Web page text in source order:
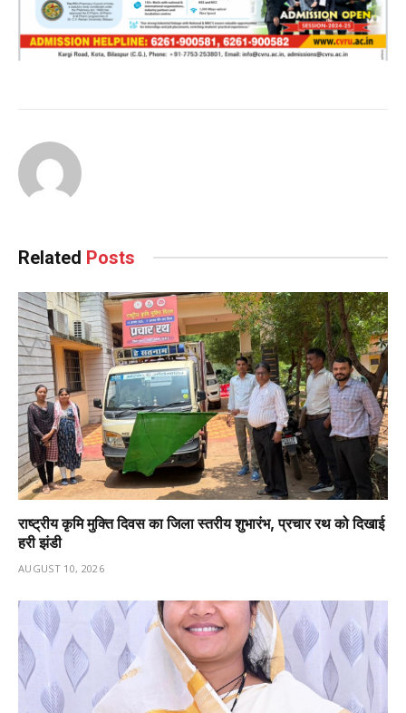
Reading
Related Posts
राष्ट्रीय कृमि मुक्ति दिवस का जिला स्तरीय शुभारंभ, प्रचार रथ को दिखाई
हरी झंडी
AUGUST 10, 2026